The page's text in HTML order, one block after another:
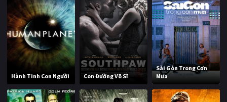
Hành Tinh Con Người Con Đường Võ Sĩ
Sài Gòn Trong Cơn
Mưa